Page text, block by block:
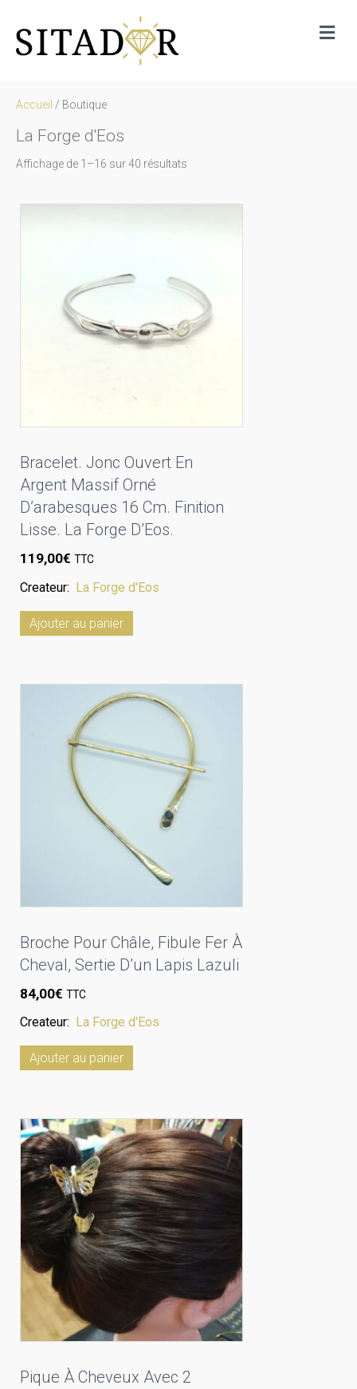
Accueil / Boutique
La Forge d'Eos
Affichage de 1–16 sur 40 résultats
Bracelet. Jonc Ouvert En
Argent Massif Orné
D’arabesques 16 Cm. Finition
Lisse. La Forge D’Eos.
119,00€ TTC
Createur: La Forge d'Eos
Ajouter au panier
Broche Pour Châle, Fibule Fer À
Cheval, Sertie D’un Lapis Lazuli
84,00€ TTC
Createur: La Forge d'Eos
Ajouter au panier
Pique À Cheveux Avec 2